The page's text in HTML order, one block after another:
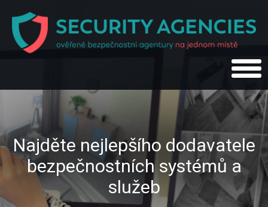
Najděte nejlepšího dodavatele
bezpečnostních systémů a
služeb